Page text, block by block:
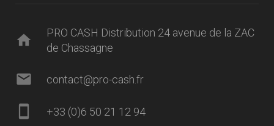
home
PRO CASH Distribution 24 avenue de la ZAC
de Chassagne
mail contact@pro-cash.fr
smartphone +33 (0)6 50 21 12 94